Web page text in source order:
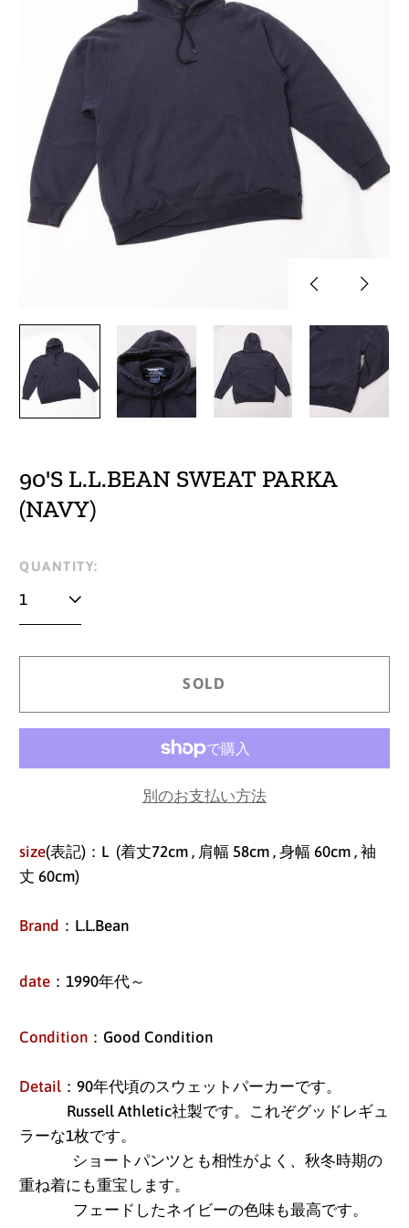
PreviousNext
90'S L.L.BEAN SWEAT PARKA
(NAVY)
Regular
price
QUANTITY:
SOLD
別のお支払い方法
size(表記)：L (着丈72cm , 肩幅 58cm , 身幅 60cm , 袖
丈 60cm)
Brand ：L.L.Bean
date ：1990年代～
Condition ：Good Condition
Detail ：90年代頃のスウェットパーカーです。
Russell Athletic社製です。これぞグッドレギュ
ラーな1枚です。
ショートパンツとも相性がよく、秋冬時期の
重ね着にも重宝します。
フェードしたネイビーの色味も最高です。
アイスランド (ISK kr)
アイルランド (EUR €)